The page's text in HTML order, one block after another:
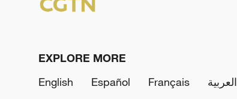
EXPLORE MORE
English
Español Français العربية